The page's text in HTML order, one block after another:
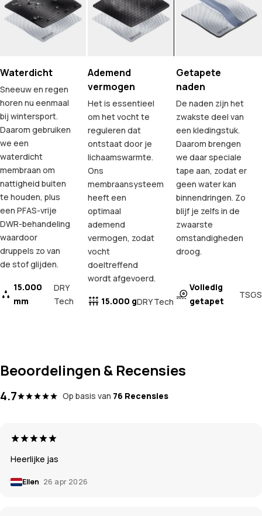
Waterdicht
Sneeuw en regen
horen nu eenmaal
bij wintersport.
Daarom gebruiken
we een
waterdicht
membraan om
nattigheid buiten
te houden, plus
een PFAS-vrije
DWR-behandeling
waardoor
druppels zo van
de stof glijden.
15.000
mm
DRY
Tech
Ademend
vermogen
Het is essentieel
om het vocht te
reguleren dat
ontstaat door je
lichaamswarmte.
Ons
membraansysteem
heeft een
optimaal
ademend
vermogen, zodat
vocht
doeltreffend
wordt afgevoerd.
15.000 gDRY Tech
Getapete
naden
De naden zijn het
zwakste deel van
een kledingstuk.
Daarom brengen
we daar speciale
tape aan, zodat er
geen water kan
binnendringen. Zo
blijf je zelfs in de
zwaarste
omstandigheden
droog.
Volledig
getapet
TSGS
Beoordelingen & Recensies
4.7 Op basis van 76 Recensies
Heerlijke jas
Ellen 26 apr 2026